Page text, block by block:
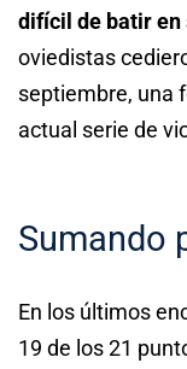
difícil de batir en
oviedistas
septiembre, una
actual serie de
Sumando
En los últimos
19 de los 21